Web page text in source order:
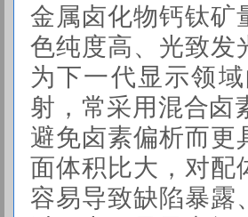
金属卤化物钙钛矿
色纯度高、光致发
为下一代显示领
射，常采用混合卤
避免卤素偏析而更
面体积比大，对配
容易导致缺陷暴露